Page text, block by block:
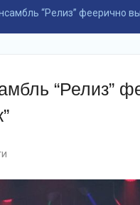
“Релиз” феерично
“Релиз”